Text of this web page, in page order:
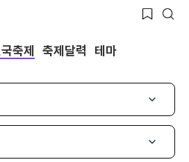
축제 축제달력 테마